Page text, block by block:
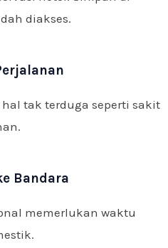
diakses.
tak terduga seperti sakit
Bandara
memerlukan waktu